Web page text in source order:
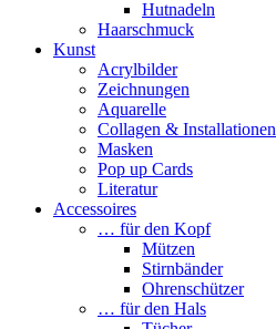
Hutnadeln
Haarschmuck
Kunst
Acrylbilder
Zeichnungen
Aquarelle
Collagen & Installationen
Masken
Pop up Cards
Literatur
Accessoires
… für den Kopf
Mützen
Stirnbänder
Ohrenschützer
… für den Hals